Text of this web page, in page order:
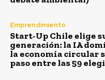
Emprendimiento
Start-Up Chile elige
generación: la IA
la economía circular
paso entre las 59